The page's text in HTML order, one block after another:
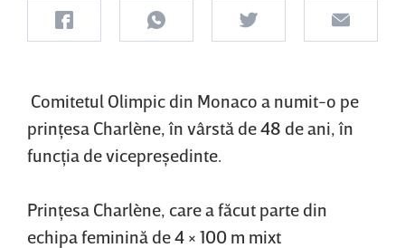
Comitetul Olimpic din Monaco a numit-o pe
prinţesa Charlène, în vârstă de 48 de ani, în
funcţia de vicepreşedinte.
Prinţesa Charlène, care a făcut parte din
echipa feminină de 4 × 100 m mixt